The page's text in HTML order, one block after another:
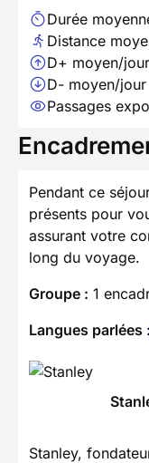
Durée
Distance
D+ moyen/
D- moyen/jour
Passages
Pendant ce
présents pour
assurant votre
long du voyage.
Groupe : 1
Langues parlées :
Stanley,